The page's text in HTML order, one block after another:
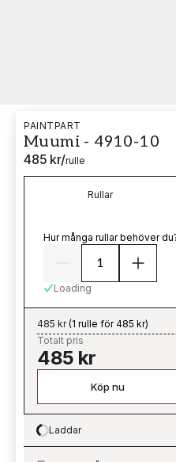
PAINTPART
Muumi - 4910-10
485 kr/rulle
Rullar
Hur många rullar behöver
Loading
485 kr(1 rulle för 485 kr)
Totalt pris
485 kr
Köp nu
Loading…
Laddar